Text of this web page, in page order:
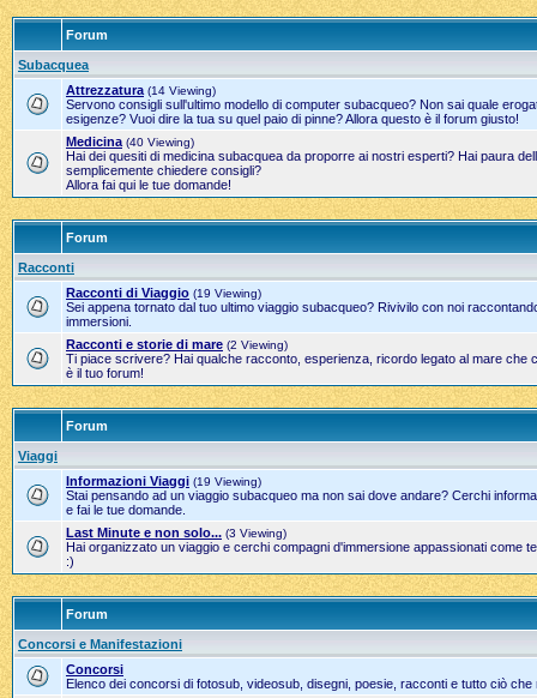
Forum
Subacquea
Attrezzatura (14 Viewing)
Servono consigli sull'ultimo modello di computer subacqueo? Non sai quale
esigenze? Vuoi dire la tua su quel paio di pinne? Allora questo è il forum giusto!
Medicina (40 Viewing)
Hai dei quesiti di medicina subacquea da proporre ai nostri esperti? Hai paura
semplicemente chiedere consigli?
Allora fai qui le tue domande!
Forum
Racconti
Racconti di Viaggio (19 Viewing)
Sei appena tornato dal tuo ultimo viaggio subacqueo? Rivivilo con noi
immersioni.
Racconti e storie di mare (2 Viewing)
Ti piace scrivere? Hai qualche racconto, esperienza, ricordo legato al mare che
è il tuo forum!
Forum
Viaggi
Informazioni Viaggi (19 Viewing)
Stai pensando ad un viaggio subacqueo ma non sai dove andare? Cerchi
e fai le tue domande.
Last Minute e non solo... (3 Viewing)
Hai organizzato un viaggio e cerchi compagni d'immersione appassionati come
:)
Forum
Concorsi e Manifestazioni
Concorsi
Elenco dei concorsi di fotosub, videosub, disegni, poesie, racconti e tutto ciò che